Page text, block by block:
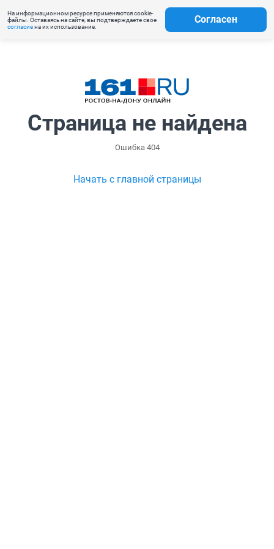
На информационном ресурсе применяются cookie-
файлы. Оставаясь на сайте, вы подтверждаете свое
согласиена их использование.
Согласен
Страница не найдена
Ошибка 404
Начать с главной страницы